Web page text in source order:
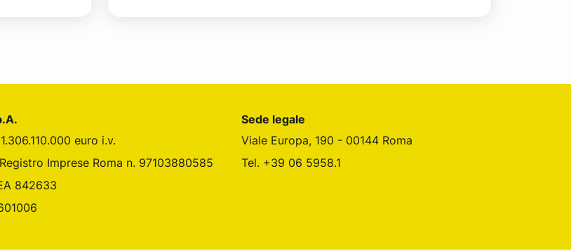
euro i.v.
Imprese Roma n. 97103880585
842633
Sede legale
Viale Europa, 190 - 00144 Roma
Tel. +39 06 5958.1